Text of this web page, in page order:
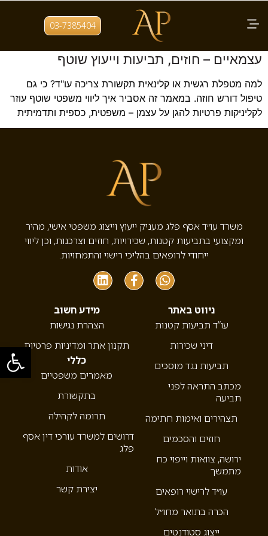
פתח
03-7385404 תגית: אחריות מקצועית בטיפול
ליווי משפטי לקליניקות פרטיות ומטפלים
עצמאיים – חוזים, תביעות וייעוץ שוטף
למה מטפלת רגשית או קלינאית תקשורת צריכה עו"ד? כי גם
טיפול דורש חוזה. במאמר זה אסביר איך ליווי משפטי שוטף עוזר
לקליניקות פרטיות להגן על עצמן – משפטית, כספית ותדמיתית
משרד עו״ד אסף פלג מעניק ייעוץ וייצוג משפטי אישי, מהיר
ומקצועי בתביעות קטנות, שכירויות, חוזים וצרכנות, וכן ליווי
ייחודי לרופאים בהליכי רישוי והתמחויות.
ניווט באתר
עו”ד תביעות קטנות
דיני שכירות
תביעות נגד מוסכים
מכתב התראה לפני
תביעה
תצהירים ואימות חתימה
חוזים והסכמים
ירושה, צוואות וייפוי כח
מתמשך
עו״ד לרישוי רופאים
הכרה בתואר מחו״ל
ייצוג סטודנטים
מידע חשוב
הצהרת נגישות
תקנון אתר ומדיניות פרטיות
כללי
מאמרים משפטיים
בתקשורת
תרומה לקהילה
דרושים למשרד עורכי דין אסף
פלג
אודות
יצירת קשר